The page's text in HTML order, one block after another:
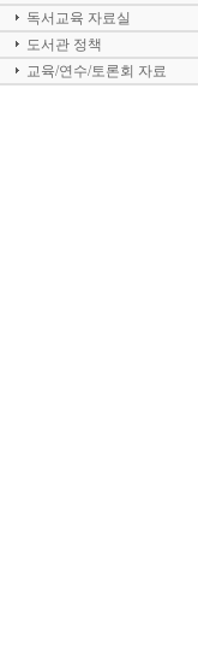
독서교육 자료실
도서관 정책
교육/연수/토론회 자료